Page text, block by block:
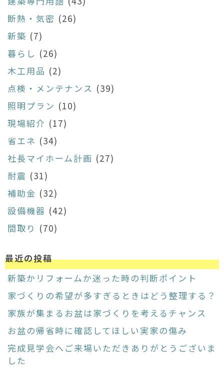
断熱・気密 (26)
新築 (7)
暮らし (26)
木工用品 (2)
点検・メンテナンス (39)
照明プラン (10)
現場紹介 (17)
省エネ (34)
社長マイホーム計画 (27)
耐震 (31)
補助金 (32)
設備機器 (42)
間取り (70)
最近の投稿
新築かリフォームか迷った時の判断ポイント
家づくりの希望が多すぎるときはどう整理する？
家族が集まるお盆は家づくりを考えるチャンス
お盆の帰省時に確認してほしい実家の傷み
完成見学会へご来場いただきありがとうございま
した